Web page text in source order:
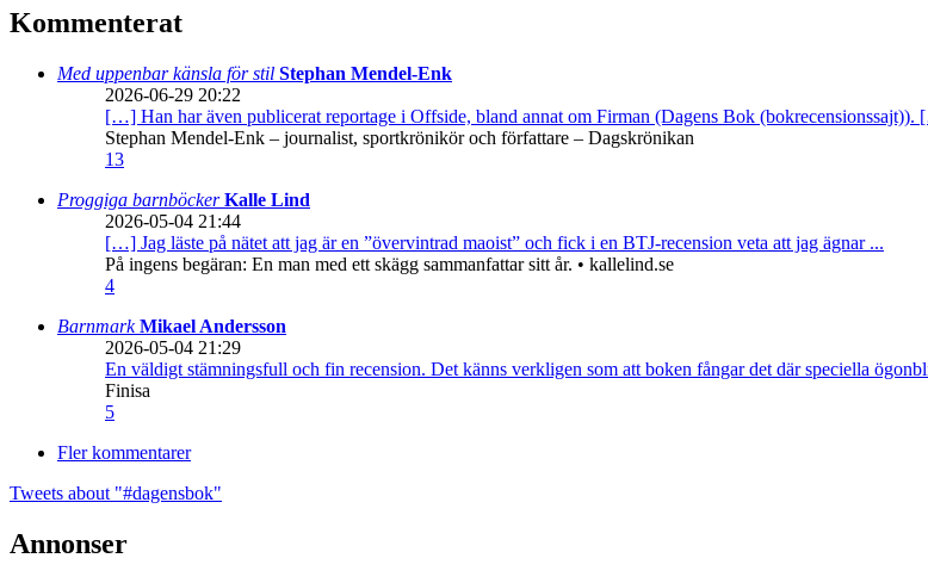
Kommenterat
Med uppenbar känsla för stil Stephan Mendel-Enk
2026-06-29 20:22
[…] Han har även publicerat reportage i Offside, bland annat om Firman (Dagens Bok
Stephan Mendel-Enk – journalist, sportkrönikör och författare – Dagskrönikan
13
Proggiga barnböckerKalle Lind
2026-05-04 21:44
[…] Jag läste på nätet att jag är en ”övervintrad maoist” och fick i en BTJ-recension veta att jag ägnar ...
På ingens begäran: En man med ett skägg sammanfattar sitt år. • kallelind.se
4
BarnmarkMikael Andersson
2026-05-04 21:29
En väldigt stämningsfull och fin recension. Det känns verkligen som att boken fångar det där speciella
Finisa
5
Fler kommentarer
Tweets about "#dagensbok"
Annonser